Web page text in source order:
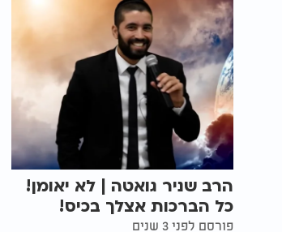
הרב שניר גואטה | לא יאומן!
כל הברכות אצלך בכיס!
פורסם לפני 3 שנים